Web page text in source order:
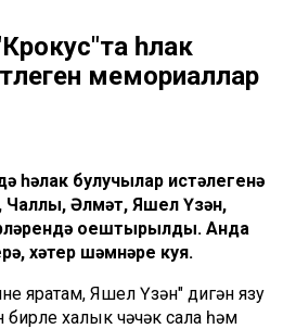
һәлак
мемориаллар
һәлак булучылар истәлегенә
Чаллы, Әлмәт, Яшел Үзән,
оештырылды. Анда
хәтер шәмнәре куя.
яратам, Яшел Үзән" дигән язу
халык чәчәк сала һәм